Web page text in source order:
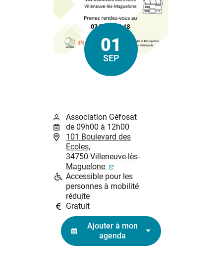
Le
01
SEP
Association Géfosat
de 09h00 à 12h00
101 Boulevard des
Ecoles,
34750 Villeneuve-lès-
Maguelone
(ouverture dans un nouvel
Accessible pour les
personnes à mobilité
réduite
Gratuit
Ajouter à mon
agenda